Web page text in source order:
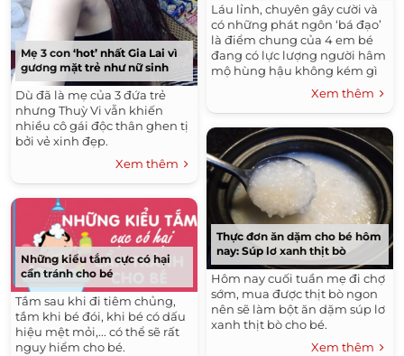
Mẹ 3 con ‘hot’ nhất Gia Lai vì
gương mặt trẻ như nữ sinh
Dù đã là mẹ của 3 đứa trẻ
nhưng Thuỳ Vi vẫn khiến
nhiều cô gái độc thân ghen tị
bởi vẻ xinh đẹp.
Xem thêm
Những kiểu tắm cực có hại
cần tránh cho bé
Tắm sau khi đi tiêm chủng,
tắm khi bé đói, khi bé có dấu
hiệu mệt mỏi,... có thể sẽ rất
nguy hiểm cho bé.
Láu lỉnh, chuyên gây cười và
có những phát ngôn ‘bá đạo’
là điểm chung của 4 em bé
đang có lực lượng người hâm
mộ hùng hậu không kém gì
Xem thêm
Thực đơn ăn dặm cho bé hôm
nay: Súp lơ xanh thịt bò
Hôm nay cuối tuần mẹ đi chợ
sớm, mua được thịt bò ngon
nên sẽ làm bột ăn dặm súp lơ
xanh thịt bò cho bé.
Xem thêm